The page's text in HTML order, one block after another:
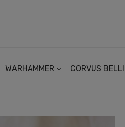
WARHAMMER CORVUS BELLI